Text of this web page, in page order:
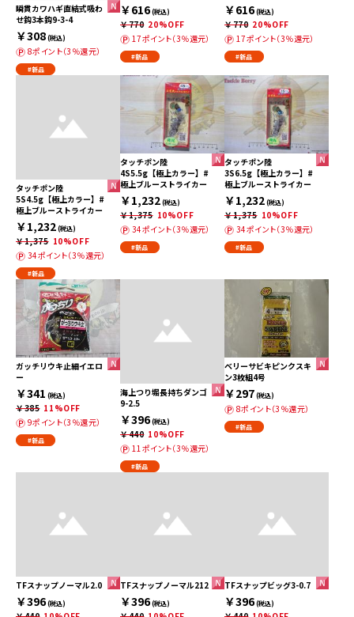
瞬貫カワハギ直結式吸わ
せ鈎3本鈎9-3-4
￥308(税込)
8ポイント（3％還元）
#新品
￥616(税込)
￥770 20%OFF
17ポイント（3％還元）
#新品
￥616(税込)
￥770 20%OFF
17ポイント（3％還元）
#新品
タッチポン陸
5S4.5g【極上カラー】#
極上ブルーストライカー
￥1,232(税込)
￥1,375 10%OFF
34ポイント（3％還元）
#新品
タッチポン陸
4S5.5g【極上カラー】#
極上ブルーストライカー
￥1,232(税込)
￥1,375 10%OFF
34ポイント（3％還元）
#新品
タッチポン陸
3S6.5g【極上カラー】#
極上ブルーストライカー
￥1,232(税込)
￥1,375 10%OFF
34ポイント（3％還元）
#新品
ガッチリウキ止細イエロ
ー
￥341 (税込)
￥385 11%OFF
9ポイント（3％還元）
#新品
海上つり堀長持ちダンゴ
9-2.5
￥396(税込)
￥440 10%OFF
11ポイント（3％還元）
#新品
ベリーサビキピンクスキ
ン3枚組4号
￥297(税込)
8ポイント（3％還元）
#新品
TFスナップノーマル2.0
￥396(税込)
TFスナップノーマル212
￥396(税込)
TFスナップビッグ3-0.7
￥396(税込)